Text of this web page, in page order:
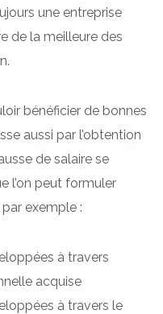
une entreprise
de la meilleure des
bénéficier de bonnes
aussi par l’obtention
de salaire se
l’on peut formuler
exemple :
à travers
acquise
à travers le